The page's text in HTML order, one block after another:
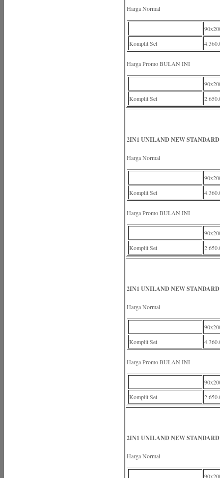
Harga Normal
Komplit Set
Harga Promo BULAN INI
Komplit Set
2IN1 UNILAND NEW
Harga Normal
Komplit Set
Harga Promo BULAN INI
Komplit Set
2IN1 UNILAND NEW
Harga Normal
Komplit Set
Harga Promo BULAN INI
Komplit Set
2IN1 UNILAND NEW
Harga Normal